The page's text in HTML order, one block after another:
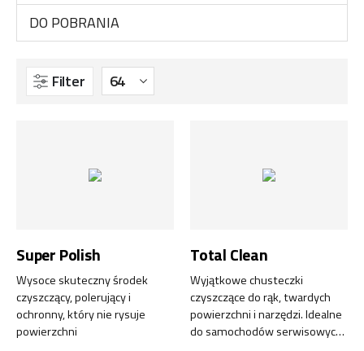
DO POBRANIA
Filter
Super Polish
Wysoce skuteczny środek
czyszczący, polerujący i
ochronny, który nie rysuje
powierzchni
Total Clean
Wyjątkowe chusteczki
czyszczące do rąk, twardych
powierzchni i narzędzi. Idealne
do samochodów serwisowych,